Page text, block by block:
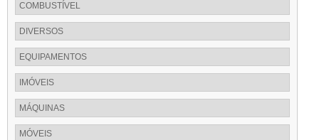
COMBUSTÍVEL
DIVERSOS
EQUIPAMENTOS
IMÓVEIS
MÁQUINAS
MÓVEIS